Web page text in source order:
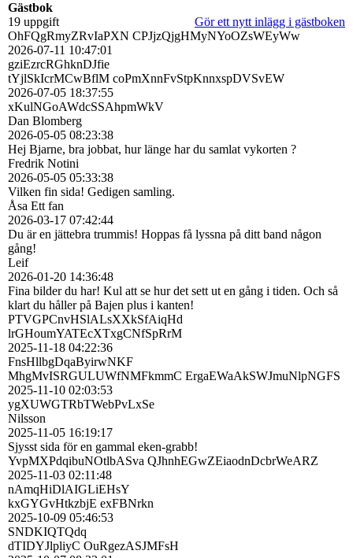
Gästbok
19 uppgift
Gör ett nytt inlägg i gästboken
OhFQgRmyZRvIaPXN CPJjzQjgHMyNYoOZsWEyWw
2026-07-11 10:47:01
gziEzrcRGhknDJfie
tYjlSkIcrMCwBflM coPmXnnFvStpKnnxspDVSvEW
2026-07-05 18:37:55
xKulNGoAWdcSSAhpmWkV
Dan Blomberg
2026-05-05 08:23:38
Hej Bjarne, bra jobbat, hur länge har du samlat vykorten ?
Fredrik Notini
2026-05-05 05:33:38
Vilken fin sida! Gedigen samling.
Åsa Ett fan
2026-03-17 07:42:44
Du är en jättebra trummis! Hoppas få lyssna på ditt band någon
gång!
Leif
2026-01-20 14:36:48
Fina bilder du har! Kul att se hur det sett ut en gång i tiden. Och så
klart du håller på Bajen plus i kanten!
PTVGPCnvHSlALsXXkSfAiqHd
lrGHoumYATEcXTxgCNfSpRrM
2025-11-18 04:22:36
FnsHllbgDqaByirwNKF
MhgMvISRGULUWfNMFkmmC ErgaEWaAkSWJmuNlpNGFS
2025-11-10 02:03:53
ygXUWGTRbTWebPvLxSe
Nilsson
2025-11-05 16:19:17
Sjysst sida för en gammal eken-grabb!
YvpMXPdqibuNOtlbASva QJhnhEGwZEiaodnDcbrWeARZ
2025-11-03 02:11:48
nAmqHiDlAIGLiEHsY
kxGYGvHtkzbjE exFBNrkn
2025-10-09 05:46:53
SNDKIQTQdq
dTIDYJlpliyC OuRgezASJMFsH